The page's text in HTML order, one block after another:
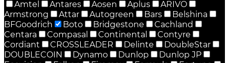
Amtel
Antares Aosen Aplus
ARIVO
Armstrong
Attar Autogreen Bars
Belshina
BFGoodrich
Boto Bridgestone
Cachland
Centara
Compasal Continental
Contyre
Cordiant
CROSSLEADER Delinte
DoubleStar
DOUBLECOIN
Dynamo Dunlop
Dunlop JP